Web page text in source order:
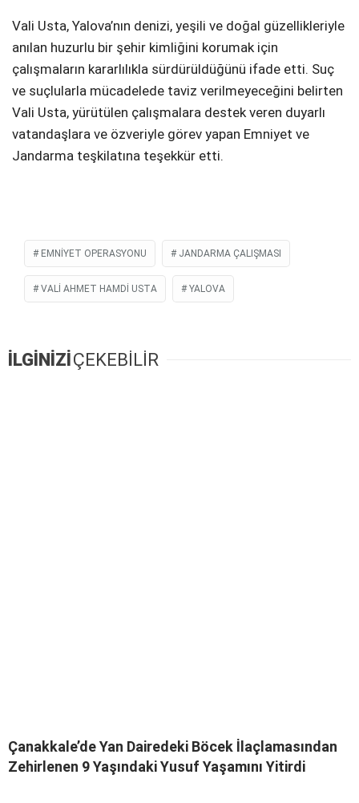
Vali Usta, Yalova’nın denizi, yeşili ve doğal güzellikleriyle
anılan huzurlu bir şehir kimliğini korumak için
çalışmaların kararlılıkla sürdürüldüğünü ifade etti. Suç
ve suçlularla mücadelede taviz verilmeyeceğini belirten
Vali Usta, yürütülen çalışmalara destek veren duyarlı
vatandaşlara ve özveriyle görev yapan Emniyet ve
Jandarma teşkilatına teşekkür etti.
EMNIYET OPERASYONU JANDARMA ÇALIŞMASI
VALI AHMET HAMDI USTA YALOVA
İLGİNİZİÇEKEBİLİR
Çanakkale’de Yan Dairedeki Böcek İlaçlamasından
Zehirlenen 9 Yaşındaki Yusuf Yaşamını Yitirdi